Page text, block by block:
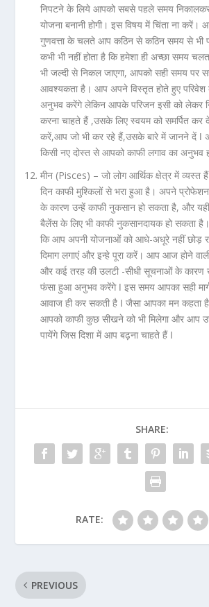
निपटने के लिये आपको सबसे पहले समय निकालकर
योजना बनानी होगी। इस विषय में चिंता ना
गुणवत्ता के चलते आप कठिन से कठिन समय से भी
कभी भी नहीं होता है कि हमेशा ही अच्छा समय
भी जल्दी से निकल जाएगा, आपको सही समय पर
आवश्यकता है। आप अपने विस्तृत होते हुए परिवेश
अनुभव करेंगे लेकिन आपके परिजन इसी को लेकर
करना चाहते हैं ,उसके लिए स्वयम को समर्पित कर
करें,आप जो भी कर रहे हैं,उसके बारे में जानने दें ǀ
किसी नए दोस्त से आपको काफी लगाव का अनुभव
मीन (Pisces) – जो लोग आर्थिक क्षेत्र में
दिन काफी मुश्किलों से भरा हुआ है। अपने
के कारण उन्हें काफी नुकसान हो सकता है, और
बैलेंस के लिए भी काफी नुकसानदायक हो सकता
कि आप अपनी योजनाओं को आधे-अधूरे नहीं छोड़
दिमाग लगाएं और इन्हे पूरा करें। आप आज होने
और कई तरह की उलटी -सीधी सूचनाओं के
फंसा हुआ अनुभव करेंगे ǀ इस समय आपका सही
आवाज ही कर सकती है ǀ जैसा आपका मन कहता
आपको काफी कुछ सीखने को भी मिलेगा और आप
पायेंगे जिस दिशा में आप बढ़ना चाहते हैं ǀ
SHARE:
RATE:
PREVIOUS